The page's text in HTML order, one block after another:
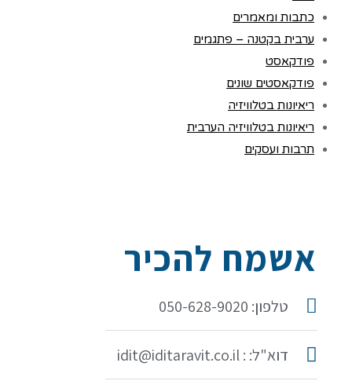
כתבות ומאמרים
ערבית בקטנה – פתגמים
פודקאסט
פודקאסטים שונים
ריאיונות בטלוויזיה
ריאיונות בטלוויזיה הערבית
תרבות ועסקים
אשמח להכיר
טלפון: 050-628-9020
דוא"ל: : idit@iditaravit.co.il